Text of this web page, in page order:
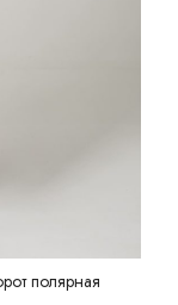
полярная